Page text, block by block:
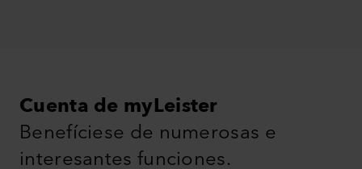
Cuenta de myLeister
Benefíciese de numerosas e
interesantes funciones.